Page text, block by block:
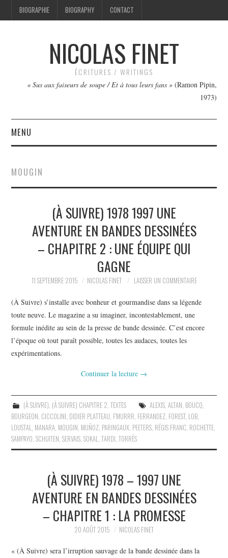
BIOGRAPHIE BIOGRAPHY CONTACT
NICOLAS FINET
ÉCRITURES / WRITINGS
« Sus aux faiseurs de soupe / Et à tous leurs fans »(Ramon Pipin,
1973)
MENU
IMAGES
MOUGIN
(À SUIVRE) 1978 1997 UNE
AVENTURE EN BANDES DESSINÉES
– CHAPITRE 2 : UNE ÉQUIPE QUI
GAGNE
11 SEPTEMBRE 2015 NICOLAS FINET LAISSER UN COMMENTAIRE
(À Suivre) s’installe avec bonheur et gourmandise dans sa légende
toute neuve. Le magazine a su imaginer, incontestablement, une
formule inédite au sein de la presse de bande dessinée. C’est encore
l’époque où tout paraît possible, toutes les audaces, toutes les
expérimentations.
Continuer la lecture →
(À SUIVRE) (À SUIVRE) CHAPITRE 2 TEXTES ALEXIS, ALTAN BOUCQ
BOURGEON CICCOLINI DIDIER PLATTEAU F'MURRR FERRANDEZ FOREST, LOB
LOUSTAL MANARA MOUGIN MUÑOZ PARINGAUX PEETERS RÉGIS FRANC ROCHETTE
SAMPAYO ,SCHUITEN ,SERVAIS ,SOKAL ,TARDI ,TORRÈS
(À SUIVRE) 1978 – 1997 UNE
AVENTURE EN BANDES DESSINÉES
– CHAPITRE 1 : LA PROMESSE
20 AOÛT 2015 NICOLAS FINET
« (À Suivre) sera l’irruption sauvage de la bande dessinée dans la